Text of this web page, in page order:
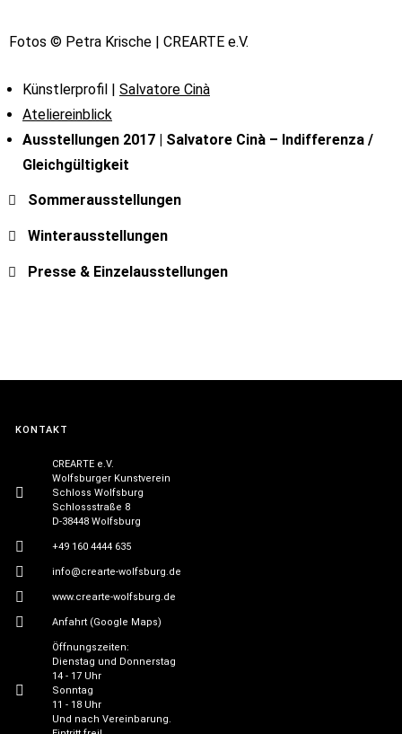
Fotos © Petra Krische | CREARTE e.V.
Künstlerprofil | Salvatore Cinà
Ateliereinblick
Ausstellungen 2017 | Salvatore Cinà – Indifferenza /
Gleichgültigkeit
Sommerausstellungen
Winterausstellungen
Presse & Einzelausstellungen
KONTAKT
CREARTE e.V.
Wolfsburger Kunstverein
Schloss Wolfsburg
Schlossstraße 8
D-38448 Wolfsburg
+49 160 4444 635
info@crearte-wolfsburg.de
www.crearte-wolfsburg.de
Anfahrt (Google Maps)
Öffnungszeiten:
Dienstag und Donnerstag
14 - 17 Uhr
Sonntag
11 - 18 Uhr
Und nach Vereinbarung.